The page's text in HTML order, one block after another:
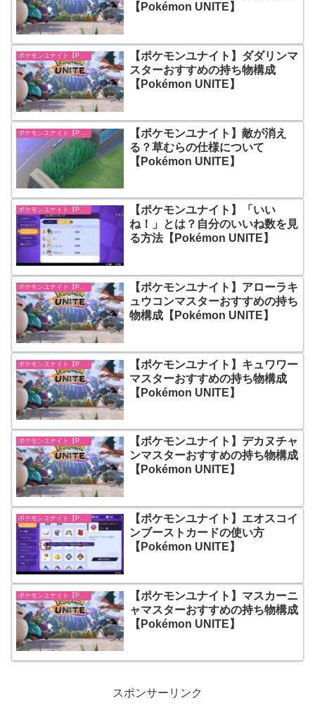
【Pokémon UNITE】
【ポケモンユナイト】ダダリンマ
スターおすすめの持ち物構成
【Pokémon UNITE】
【ポケモンユナイト】敵が消え
る？草むらの仕様について
【Pokémon UNITE】
ポケモンユナイト【Pokémon UNITE】
【ポケモンユナイト】「いい
ね！」とは？自分のいいね数を見
る方法【Pokémon UNITE】
【ポケモンユナイト】アローラキ
ュウコンマスターおすすめの持ち
物構成【Pokémon UNITE】
【ポケモンユナイト】キュワワー
マスターおすすめの持ち物構成
【Pokémon UNITE】
ポケモンユナイト【Pokémon UNITE】
【ポケモンユナイト】デカヌチャ
ンマスターおすすめの持ち物構成
【Pokémon UNITE】
【ポケモンユナイト】エオスコイ
ンブーストカードの使い方
【Pokémon UNITE】
【ポケモンユナイト】マスカーニ
ャマスターおすすめの持ち物構成
【Pokémon UNITE】
スポンサーリンク